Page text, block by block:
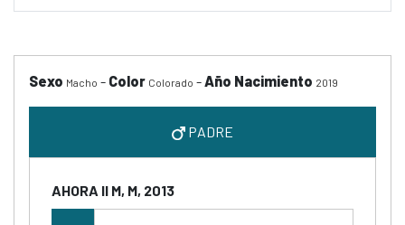
Sexo Macho - Color Colorado -Año Nacimiento 2019
PADRE
AHORA II M, M, 2013